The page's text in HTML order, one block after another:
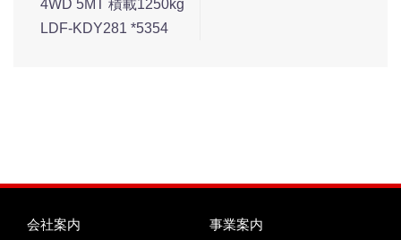
4WD 5MT 積載1250kg
LDF-KDY281 *5354
会社案内 事業案内